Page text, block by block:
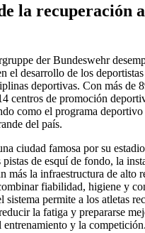
la recuperación
der Bundeswehr
el desarrollo de los
deportivas. Con más de
centros de promoción
como el programa
del país.
ciudad famosa por su
pistas de esquí de fondo, la
más la infraestructura de alto
fiabilidad, higiene y
sistema permite a los atletas
la fatiga y prepararse
entrenamiento y la competición.